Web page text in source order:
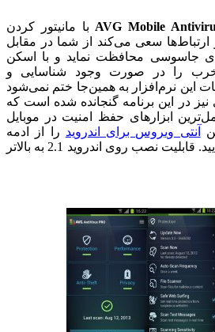
AVG Mobileبا مانیتور کردن
سعی می‌کند از شما در مقابل
جاسوسی محافظت نماید و با اسکن
را در صورت وجود شناسایی و
این نرم‌افزار به همین‌جا ختم نمی‌شود
در این برنامه گنجانده شده است که
ابزارهای حفظ امنیت در موبایل
آنتی ویروس برای اندرویدرا از ادمه
مطلب می توانید دانلود نمایید. قابلیت نصب روی اندروید 2.1 به بالاتر